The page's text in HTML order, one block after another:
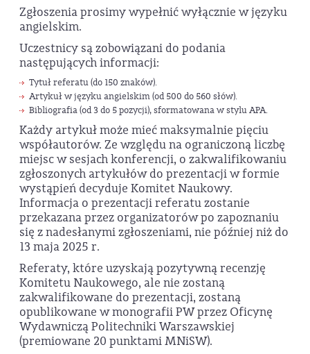
Zgłoszenia prosimy wypełnić wyłącznie w języku
angielskim.
Uczestnicy są zobowiązani do podania
następujących informacji:
Tytuł referatu (do 150 znaków).
Artykuł w języku angielskim (od 500 do 560 słów).
Bibliografia (od 3 do 5 pozycji), sformatowana w stylu APA.
Każdy artykuł może mieć maksymalnie pięciu
współautorów. Ze względu na ograniczoną liczbę
miejsc w sesjach konferencji, o zakwalifikowaniu
zgłoszonych artykułów do prezentacji w formie
wystąpień decyduje Komitet Naukowy.
Informacja o prezentacji referatu zostanie
przekazana przez organizatorów po zapoznaniu
się z nadesłanymi zgłoszeniami, nie później niż do
13 maja 2025 r.
Referaty, które uzyskają pozytywną recenzję
Komitetu Naukowego, ale nie zostaną
zakwalifikowane do prezentacji, zostaną
opublikowane w monografii PW przez Oficynę
Wydawniczą Politechniki Warszawskiej
(premiowane 20 punktami MNiSW).